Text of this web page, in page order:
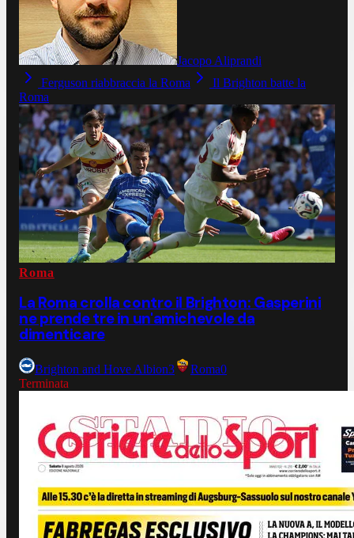
Jacopo Aliprandi
Ferguson riabbraccia la Roma
Il Brighton batte la
Roma
Roma
La Roma crolla contro il Brighton: Gasperini
ne prende tre in un'amichevole da
dimenticare
Brighton and Hove Albion3 Roma0
Terminata